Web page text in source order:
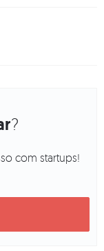
?
com startups!